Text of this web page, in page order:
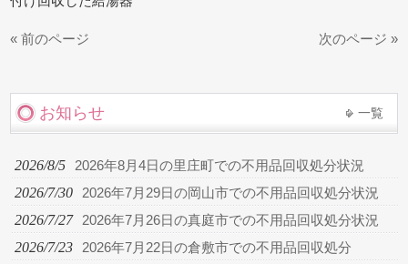
« 前のページ 次のページ »
お知らせ 一覧
2026/8/5 2026年8月4日の里庄町での不用品回収処分状況
2026/7/30 2026年7月29日の岡山市での不用品回収処分状況
2026/7/27 2026年7月26日の真庭市での不用品回収処分状況
2026/7/23 2026年7月22日の倉敷市での不用品回収処分